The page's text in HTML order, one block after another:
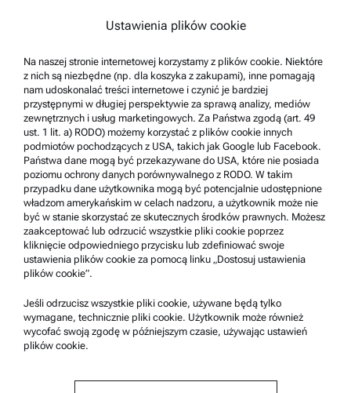
Polityka prywatności grupy
Nota prawna
Warunki korzystania
Znaki towarowe
System zgłaszania nieprawidłowości
Pomoc techniczna dla produktów
Anton Paar Certified Service
Deklaracja bezpieczeństwa
Centra techniczne firmy Anton Paar
Kontakt
Informacje o firmie
Ustawienia plików cookie
Na naszej stronie internetowej korzystamy z plików cookie. Niektóre
z nich są niezbędne (np. dla koszyka z zakupami), inne pomagają
nam udoskonalać treści internetowe i czynić je bardziej
przystępnymi w długiej perspektywie za sprawą analizy, mediów
zewnętrznych i usług marketingowych. Za Państwa zgodą (art. 49
ust. 1 lit. a) RODO) możemy korzystać z plików cookie innych
podmiotów pochodzących z USA, takich jak Google lub Facebook.
Państwa dane mogą być przekazywane do USA, które nie posiada
poziomu ochrony danych porównywalnego z RODO. W takim
przypadku dane użytkownika mogą być potencjalnie udostępnione
władzom amerykańskim w celach nadzoru, a użytkownik może nie
być w stanie skorzystać ze skutecznych środków prawnych. Możesz
zaakceptować lub odrzucić wszystkie pliki cookie poprzez
kliknięcie odpowiedniego przycisku lub zdefiniować swoje
ustawienia plików cookie za pomocą linku „Dostosuj ustawienia
plików cookie”.
Jeśli odrzucisz wszystkie pliki cookie, używane będą tylko
wymagane, technicznie pliki cookie. Użytkownik może również
wycofać swoją zgodę w późniejszym czasie, używając ustawień
plików cookie.